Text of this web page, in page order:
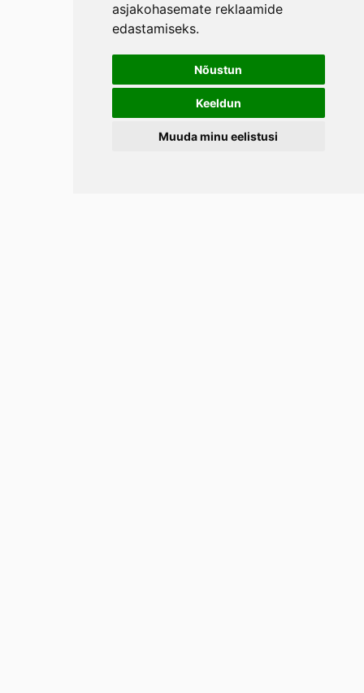
asjakohasemate reklaamide
edastamiseks.
Nõustun
Keeldun
Muuda minu eelistusi